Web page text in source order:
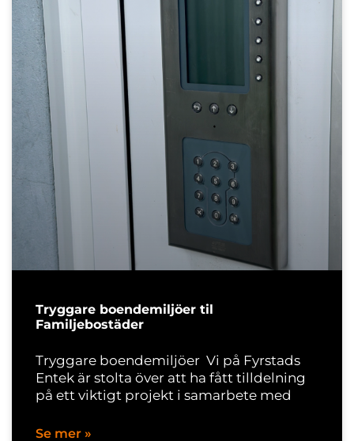
Tryggare boendemiljöer til
Familjebostäder
Tryggare boendemiljöer Vi på Fyrstads
Entek är stolta över att ha fått tilldelning
på ett viktigt projekt i samarbete med
Se mer »